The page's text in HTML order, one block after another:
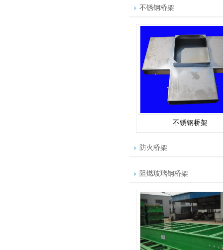
不锈钢桥架
不锈钢桥架
防火桥架
阻燃玻璃钢桥架